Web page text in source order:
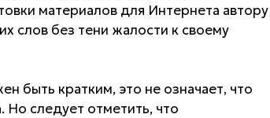
материалов для Интернета автору
слов без тени жалости к своему
быть кратким, это не означает, что
следует отметить, что